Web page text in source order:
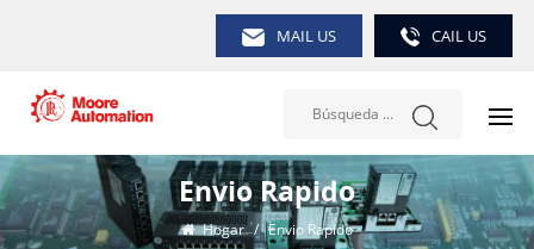
MAIL US CAIL US
Envio Rapido
Hogar / Envio Rapido